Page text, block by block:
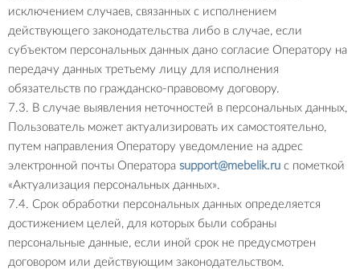
исключением случаев, связанных с исполнением
действующего законодательства либо в случае, если
субъектом персональных данных дано согласие Оператору на
передачу данных третьему лицу для исполнения
обязательств по гражданско-правовому договору.
7.3. В случае выявления неточностей в персональных данных,
Пользователь может актуализировать их самостоятельно,
путем направления Оператору уведомление на адрес
электронной почты Оператора support@mebelik.ru с пометкой
«Актуализация персональных данных».
7.4. Срок обработки персональных данных определяется
достижением целей, для которых были собраны
персональные данные, если иной срок не предусмотрен
договором или действующим законодательством.